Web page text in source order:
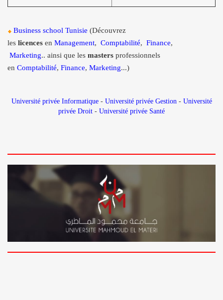
Business school Tunisie (Découvrez
les licences en Management, Comptabilité, Finance,
Marketing.. ainsi que les masters professionnels
en Comptabilité, Finance, Marketing...)
Université privée Informatique - Université privée Gestion - Université
privée Droit - Université privée Santé